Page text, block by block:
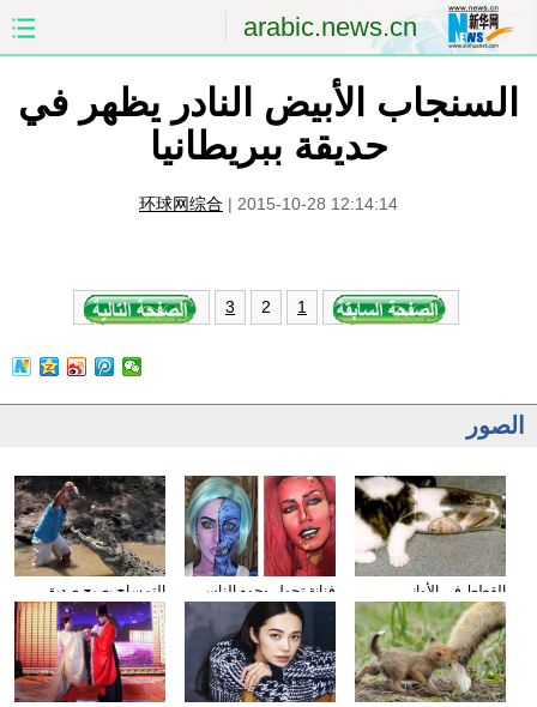
arabic.news.cn
الصين الصفحة الأولى
الشرق الأوسط العالم
الاقتصاد
مؤتمر صحفى للخارجية الصور
السنجاب الأبيض النادر يظهر في
حديقة ببريطانيا
环球网综合 | 2015-10-28 12:14:14
1
2
3
الصور
التمساح يصبح صديق
الناس في كوستا ريكا
فنانة تحول وجوه الناس
إلى الشخصيات الكرتونية
باستخدام الماكياج
القطط في الأواني
الزجاجية